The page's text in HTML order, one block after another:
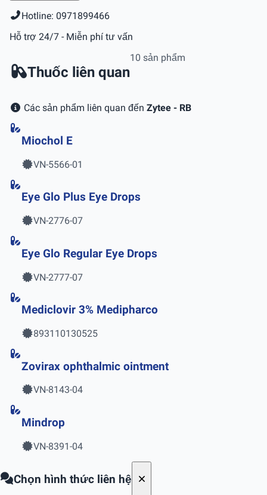
Hotline: 0971899466
Hỗ trợ 24/7 - Miễn phí tư vấn
Thuốc liên quan
10 sản phẩm
Các sản phẩm liên quan đến Zytee - RB
Miochol E
VN-5566-01
Eye Glo Plus Eye Drops
VN-2776-07
Eye Glo Regular Eye Drops
VN-2777-07
Mediclovir 3% Medipharco
893110130525
Zovirax ophthalmic ointment
VN-8143-04
Mindrop
VN-8391-04
Chọn hình thức liên hệ